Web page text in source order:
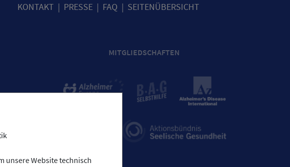
unsere Website technisch
KONTAKT PRESSE FAQ SEITENÜBERSICHT
MITGLIEDSCHAFTEN